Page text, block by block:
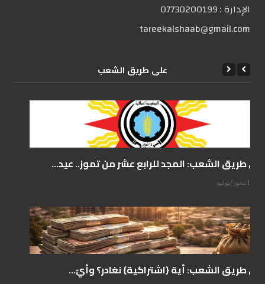
الإدارة :07730200199
tareekalshaab@gmail.com
علی طریق الشعب
على طريق الشعب: المجد للرابع عشر من تموز.. عيد...
14 تموز/يوليو
على طريق الشعب: أية {اشتراكية} نغادر؟ وأيّ...